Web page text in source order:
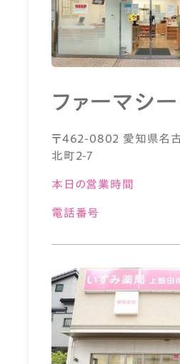
ファーマシ
〒462-0802 愛知県名
北町2-7
本日の営業時間
電話番号